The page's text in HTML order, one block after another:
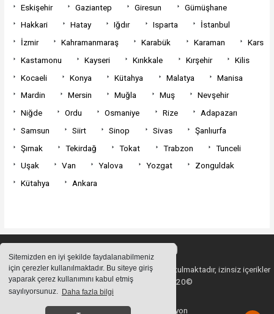
Sitemizden en iyi şekilde faydalanabilmeniz
için çerezler kullanılmaktadır. Bu siteye giriş
yaparak çerez kullanımını kabul etmiş
sayılıyorsunuz. Daha fazla bilgi
Eskişehir
Gaziantep Giresun
Gümüşhane
Hakkari
Hatay Iğdır Isparta
İstanbul
İzmir
Kahramanmaraş Karabük Karaman
Kars
Kastamonu
Kayseri Kırıkkale Kırşehir
Kilis
Kocaeli
Konya Kütahya Malatya
Manisa
Mardin
Mersin Muğla Muş
Nevşehir
Niğde
Ordu Osmaniye Rize
Adapazarı
Samsun
Siirt Sinop Sivas
Şanlıurfa
Şırnak
Tekirdağ Tokat Trabzon
Tunceli
Uşak
Van Yalova Yozgat
Zonguldak
Kütahya
Ankara
Sitemizde bulunan içeriklerin tüm hakları saklı tutulmaktadır, izinsiz içerikler
kullanılamaz. Copyright 2020©
Haber Yazılımı: Web Aksiyon